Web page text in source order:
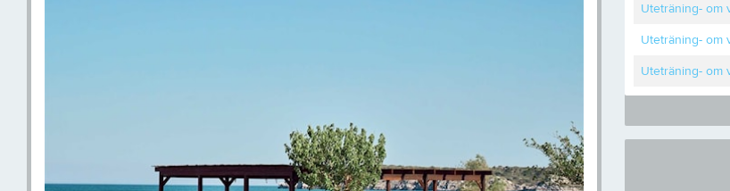
Uteträning- om
Uteträning- om
Uteträning- om